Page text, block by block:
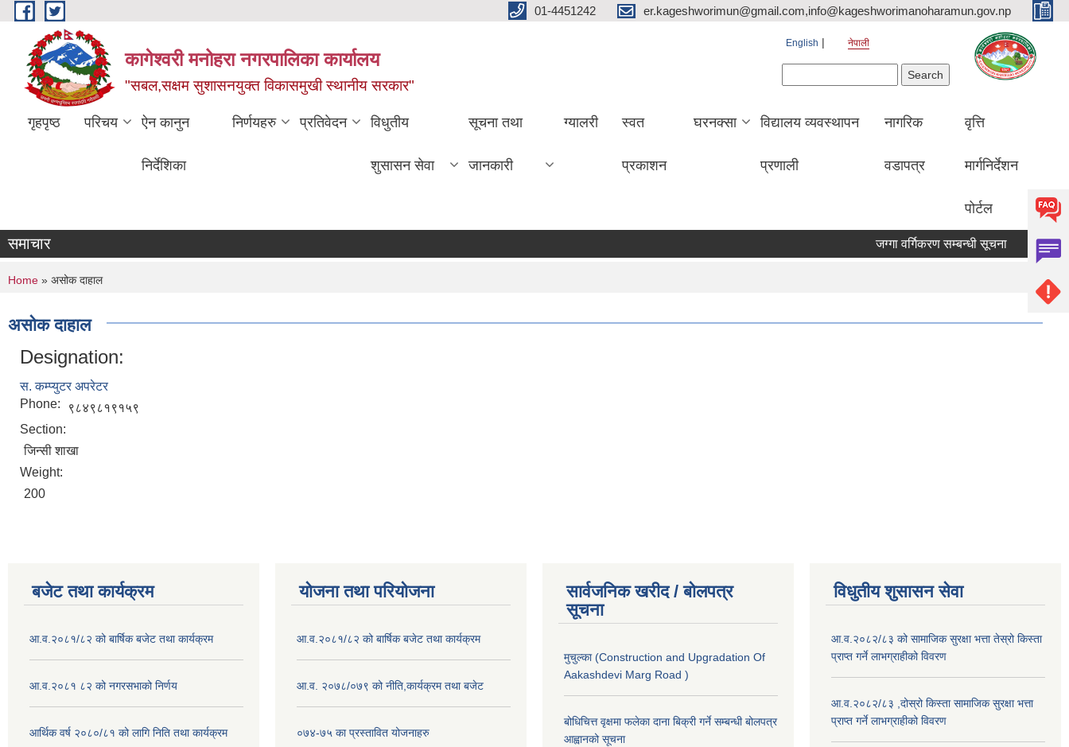
Skip to main content 01-4451242 er.kageshworimun@gmail.com,info@kageshworimanoharamun.gov.np
कागेश्वरी मनोहरा नगरपालिका कार्यालय
"सबल,सक्षम सुशासनयुक्त विकासमुखी स्थानीय सरकार"
English नेपाली
गृहपृष्ठ परिचय ऐन कानुन
निर्देशिका
निर्णयहरु प्रतिवेदन विधुतीय
शुसासन सेवा
सूचना तथा
जानकारी
ग्यालरी स्वत
प्रकाशन
घरनक्सा विद्यालय व्यवस्थापन
प्रणाली
नागरिक
वडापत्र
वृत्ति
मार्गनिर्देशन
पोर्टल
समाचार जग्गा वर्गिकरण सम्बन्धी सूचना श्री सिद्दि
You are here
Home » असोक दाहाल
असोक दाहाल
Designation:
स. कम्प्युटर अपरेटर
Phone:
९८४९८१९१५९
Section:
जिन्सी शाखा
Weight:
200
बजेट तथा कार्यक्रम
आ.व.२०८१/८२ को बार्षिक बजेट तथा कार्यक्रम
आ.व.२०८१ ८२ को नगरसभाको निर्णय
आर्थिक वर्ष २०८०/८१ को लागि निति तथा कार्यक्रम
योजना तथा परियोजना
आ.व.२०८१/८२ को बार्षिक बजेट तथा कार्यक्रम
आ.व. २०७८/०७९ को नीति,कार्यक्रम तथा बजेट
०७४-७५ का प्रस्तावित योजनाहरु
सार्वजनिक खरीद / बोलपत्र
सूचना
मुचुल्का (Construction and Upgradation Of
Aakashdevi Marg Road )
बोधिचित्त वृक्षमा फलेका दाना बिक्री गर्ने सम्बन्धी बोलपत्र
आह्वानको सूचना
विधुतीय शुसासन सेवा
आ.व.२०८२/८३ को सामाजिक सुरक्षा भत्ता तेस्रो किस्ता
प्राप्त गर्ने लाभग्राहीको विवरण
आ.व.२०८२/८३ ,दोस्रो किस्ता सामाजिक सुरक्षा भत्ता
प्राप्त गर्ने लाभग्राहीको विवरण